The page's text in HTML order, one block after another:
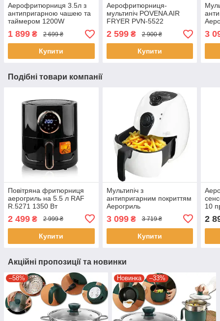
Аерофритюрниця 3.5л з
антипригарною чашею та
таймером 1200W
1 899 ₴ 2 699 ₴
Купити
Аерофритюрниця-
мультипіч POVENA AIR
FRYER PVN-5522
Аерофритюрниця
2 599₴ 2 900 ₴
Купити
3
Подібні товари компанії
Повітряна фритюрниця
аерогриль на 5.5 л RAF
R.5271 1350 Вт
Безмасляна фритюрниця
2 499 ₴ 2 999 ₴
Купити
Мультипіч з
антипригарним покриттям
Аерогриль
3 099₴ 3 719 ₴
Купити
10
2
Акційні пропозиції та новинки
–58% Новинка –33%